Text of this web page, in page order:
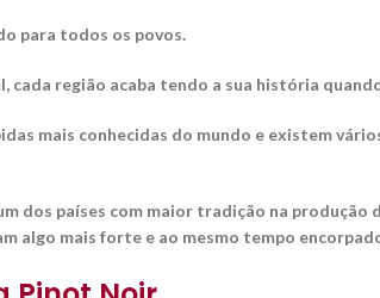
para todos os povos.
região acaba tendo a sua história
mais conhecidas do mundo e existem
dos países com maior tradição na
algo mais forte e ao mesmo tempo